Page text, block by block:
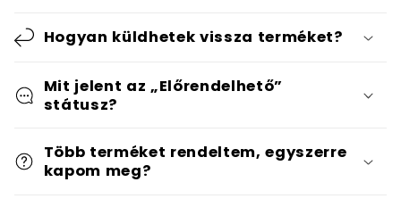
Hogyan küldhetek vissza terméket?
Mit jelent az „Előrendelhető”
státusz?
Több terméket rendeltem, egyszerre
kapom meg?